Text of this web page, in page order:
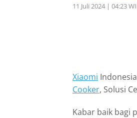
11 Juli 2024 | 04:23
Xiaomi
Cooker, Solusi
Kabar baik bagi